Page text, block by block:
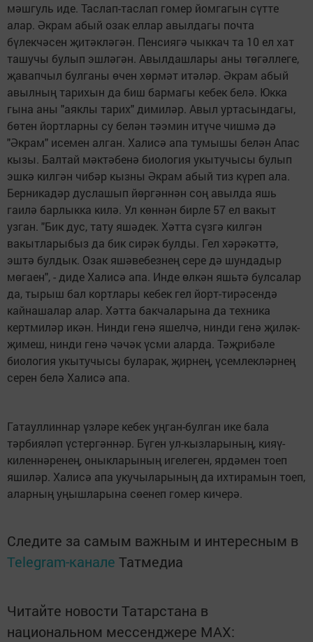
мәшгуль иде. Таслап-таслап гомер йомгагын сүтте
алар. Әкрам абый озак еллар авылдагы почта
бүлекчәсен җитәкләгән. Пенсиягә чыккач та 10 ел хат
ташучы булып эшләгән. Авылдашлары аны төгәллеге,
җавапчыл булганы өчен хөрмәт итәләр. Әкрам абый
авылның тарихын да биш бармагы кебек белә. Юкка
гына аны "аяклы тарих" димиләр. Авыл уртасындагы,
бөтен йортларны су белән тәэмин итүче чишмә дә
"Әкрам" исемен алган. Халисә апа тумышы белән Апас
кызы. Балтай мәктәбенә биология укытучысы булып
эшкә килгән чибәр кызны Әкрам абый тиз күреп ала.
Берникадәр дуслашып йөргәннән соң авылда яшь
гаилә барлыкка килә. Ул көннән бирле 57 ел вакыт
узган. "Бик дус, тату яшәдек. Хәтта сүзгә килгән
вакытларыбыз да бик сирәк булды. Гел хәрәкәттә,
эштә булдык. Озак яшәвебезнең сере дә шундадыр
мөгаен", - диде Халисә апа. Инде өлкән яшьтә булсалар
да, тырыш бал кортлары кебек гел йорт-тирәсендә
кайнашалар алар. Хәтта бакчаларына да техника
кертмиләр икән. Нинди генә яшелчә, нинди генә җиләк-
җимеш, нинди генә чәчәк үсми аларда. Тәҗрибәле
биология укытучысы буларак, җирнең, үсемлекләрнең
серен белә Халисә апа.
Гатауллиннар үзләре кебек уңган-булган ике бала
тәрбияләп үстергәннәр. Бүген ул-кызларының, кияү-
киленнәренең, оныкларының игелеген, ярдәмен тоеп
яшиләр. Халисә апа укучыларының да ихтирамын тоеп,
аларның уңышларына сөенеп гомер кичерә.
Следите за самым важным и интересным в
Telegram-канале Татмедиа
Читайте новости Татарстана в
национальном мессенджере MАХ: